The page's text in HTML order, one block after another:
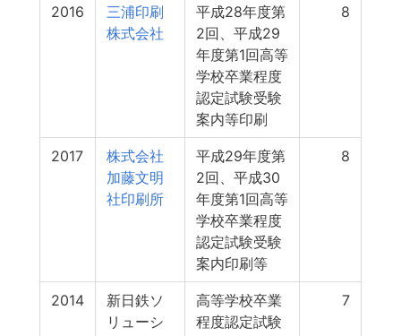
2016
三浦印刷
株式会社
平成28年度第
2回、平成29
年度第1回高等
学校卒業程度
認定試験受験
案内等印刷
8
2017
株式会社
加藤文明
社印刷所
平成29年度第
2回、平成30
年度第1回高等
学校卒業程度
認定試験受験
案内印刷等
8
2014
新日鉄ソ
リューシ
高等学校卒業
程度認定試験
7